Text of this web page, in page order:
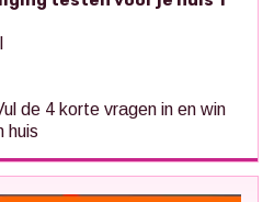
de 4 korte vragen in en win
huis